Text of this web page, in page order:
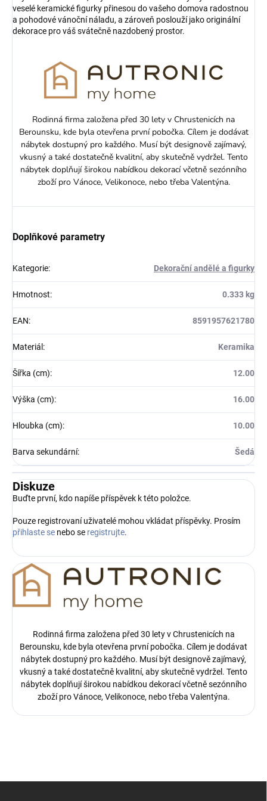
veselé keramické figurky přinesou do vašeho domova radostnou
a pohodové vánoční náladu, a zároveň poslouží jako originální
dekorace pro váš svátečně nazdobený prostor.
Rodinná firma založena před 30 lety v Chrustenicích na
Berounsku, kde byla otevřena první pobočka. Cílem je dodávat
nábytek dostupný pro každého. Musí být designově zajímavý,
vkusný a také dostatečně kvalitní, aby skutečně vydržel. Tento
nábytek doplňují širokou nabídkou dekorací včetně sezónního
zboží pro Vánoce, Velikonoce, nebo třeba Valentýna.
Doplňkové parametry
Kategorie: Dekorační andělé a figurky
Hmotnost: 0.333 kg
EAN: 8591957621780
Materiál : Keramika
Šířka (cm): 12.00
Výška (cm): 16.00
Hloubka (cm): 10.00
Barva sekundární: Šedá
Diskuze
Buďte první, kdo napíše příspěvek k této položce.
Pouze registrovaní uživatelé mohou vkládat příspěvky. Prosím
přihlaste se nebo se registrujte.
Rodinná firma založena před 30 lety v Chrustenicích na
Berounsku, kde byla otevřena první pobočka. Cílem je dodávat
nábytek dostupný pro každého. Musí být designově zajímavý,
vkusný a také dostatečně kvalitní, aby skutečně vydržel. Tento
nábytek doplňují širokou nabídkou dekorací včetně sezónního
zboží pro Vánoce, Velikonoce, nebo třeba Valentýna.